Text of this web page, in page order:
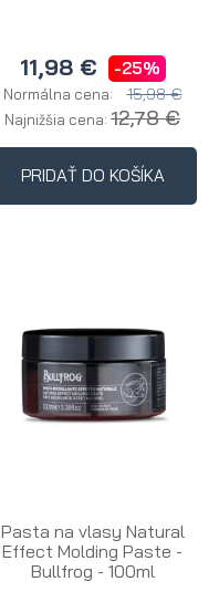
11,98 € -25%
Normálna cena: 15,98 €
Najnižšia cena: 12,78 €
PRIDAŤ DO KOŠÍKA
Pasta na vlasy Natural
Effect Molding Paste -
Bullfrog - 100ml